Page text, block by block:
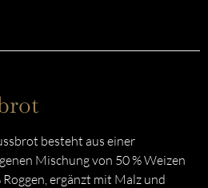
besteht aus einer
Mischung von 50 % Weizen
Roggen, ergänzt mit Malz und